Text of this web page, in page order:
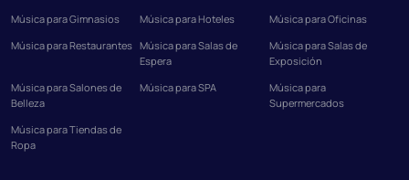
Música para Gimnasios Música para Hoteles
Música para Oficinas
Música para Restaurantes Música para Salas de
Espera
Música para Salas de
Exposición
Música para Salones de
Belleza
Música para SPA
Música para
Supermercados
Música para Tiendas de
Ropa